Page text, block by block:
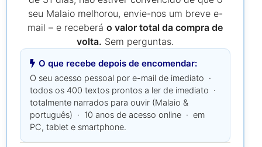
seu Malaio melhorou, envie-nos um breve e-
mail – e receberá o valor total da compra de
volta. Sem perguntas.
O que recebe depois de encomendar:
O seu acesso pessoal por e-mail de imediato ·
todos os 400 textos prontos a ler de imediato ·
totalmente narrados para ouvir (Malaio &
português) · 10 anos de acesso online · em
PC, tablet e smartphone.